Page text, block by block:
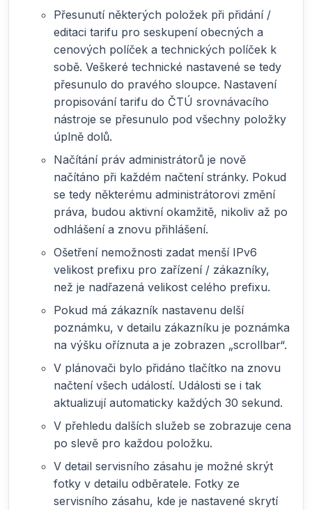
Přesunutí některých položek při přidání /
editaci tarifu pro seskupení obecných a
cenových políček a technických políček k
sobě. Veškeré technické nastavené se tedy
přesunulo do pravého sloupce. Nastavení
propisování tarifu do ČTÚ srovnávacího
nástroje se přesunulo pod všechny položky
úplně dolů.
Načítání práv administrátorů je nově
načítáno při každém načtení stránky. Pokud
se tedy některému administrátorovi změní
práva, budou aktivní okamžitě, nikoliv až po
odhlášení a znovu přihlášení.
Ošetření nemožnosti zadat menší IPv6
velikost prefixu pro zařízení / zákazníky,
než je nadřazená velikost celého prefixu.
Pokud má zákazník nastavenu delší
poznámku, v detailu zákazníku je poznámka
na výšku oříznuta a je zobrazen „scrollbar“.
V plánovači bylo přidáno tlačítko na znovu
načtení všech událostí. Události se i tak
aktualizují automaticky každých 30 sekund.
V přehledu dalších služeb se zobrazuje cena
po slevě pro každou položku.
V detail servisního zásahu je možné skrýt
fotky v detailu odběratele. Fotky ze
servisního zásahu, kde je nastavené skrytí